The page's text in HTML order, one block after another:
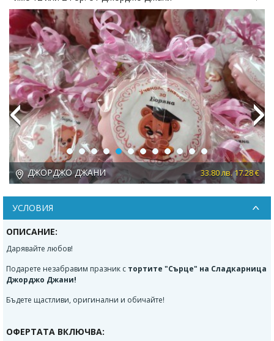
ДЖОРДЖО ДЖАНИ 33.80 лв. 17.28 €
Previous Next
УСЛОВИЯ
ОПИСАНИЕ:
Дарявайте любов!
Подарете незабравим празник с тортите "Сърце" на Сладкарница
Джорджо Джани!
Бъдете щастливи, оригинални и обичайте!
ОФЕРТАТА ВКЛЮЧВА: